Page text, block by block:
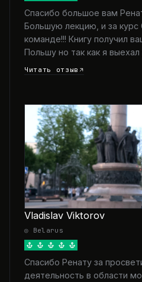
Спасибо большое вам
Большую лекцию, и за
команде!!! Книгу получил
Польшу но так как я
Читать отзыв
Vladislav Viktorov
◎ Belarus
Спасибо Ренату за
деятельность в области